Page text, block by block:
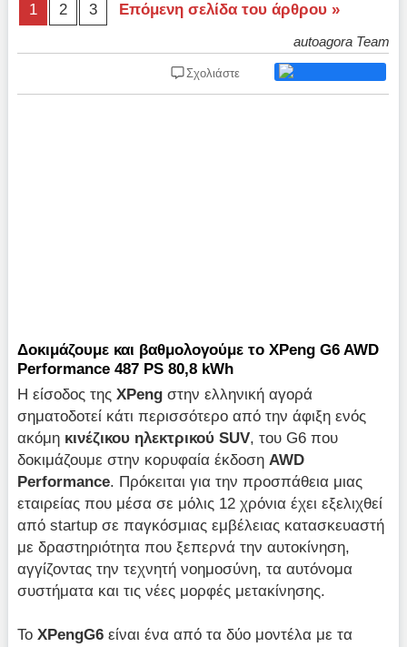
1
2 3 Επόμενη σελίδα του άρθρου »
autoagora Team
Σχολιάστε
Δοκιμάζουμε και βαθμολογούμε το XPeng G6 AWD
Performance 487 PS 80,8 kWh
Η είσοδος τηςXPeng στην ελληνική αγορά
σηματοδοτεί κάτι περισσότερο από την άφιξη ενός
ακόμη κινέζικου ηλεκτρικού SUV, του G6 που
δοκιμάζουμε στην κορυφαία έκδοση AWD
Performance. Πρόκειται για την προσπάθεια μιας
εταιρείας που μέσα σε μόλις 12 χρόνια έχει εξελιχθεί
από startup σε παγκόσμιας εμβέλειας κατασκευαστή
με δραστηριότητα που ξεπερνά την αυτοκίνηση,
αγγίζοντας την τεχνητή νοημοσύνη, τα αυτόνομα
συστήματα και τις νέες μορφές μετακίνησης.
ΤοXPengG6 είναι ένα από τα δύο μοντέλα με τα